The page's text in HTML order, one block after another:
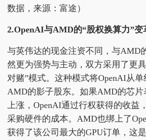
数据，来源：富途）
2.OpenAI与AMD的“股权换算力”变
与英伟达的现金注资不同，与AMD
然更为强势与主动，双方采用了更
对赌”模式。这种模式将OpenAI从
AMD的影子股东。如果AMD的芯片
上涨，OpenAI通过行权获得的收益
采购硬件的成本。AMD也绑上了
获得了该公司最大的GPU订单，这